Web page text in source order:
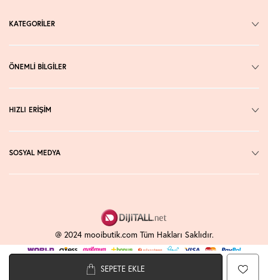
SEPETE EKLE
KATEGORİLER
ÖNEMLİ BİLGİLER
HIZLI ERİŞİM
SOSYAL MEDYA
@ 2024 mooibutik.com Tüm Hakları Saklıdır.
-SoftE-Ticaret